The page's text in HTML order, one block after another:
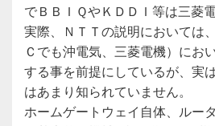
でＢＢＩＱやＫＤＤＩ等は三菱
実際、ＮＴＴの説明においては
Ｃでも沖電気、三菱電機）にお
する事を前提にしているが、実
はあまり知られていません。
ホームゲートウェイ自体、ルー